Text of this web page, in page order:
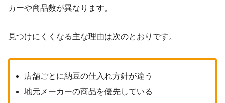
カーや商品数が異なります。
見つけにくくなる主な理由は次のとおりです。
店舗ごとに納豆の仕入れ方針が違う
地元メーカーの商品を優先している